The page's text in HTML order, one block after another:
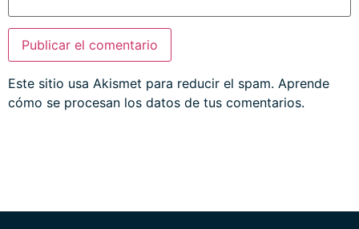
Este sitio usa Akismet para reducir el spam. Aprende
cómo se procesan los datos de tus comentarios.